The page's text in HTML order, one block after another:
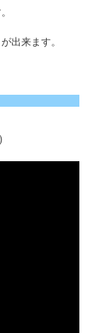
出来ます。